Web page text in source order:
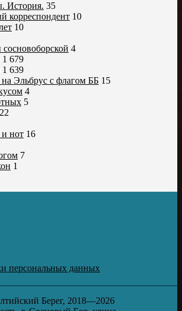
История. 35
корреспондент 10
10
4
1 679
1 639
Эльбрус с флагом ББ 15
4
5
22
и нот 16
7
1
персональных данных
Берег, 2018—2026